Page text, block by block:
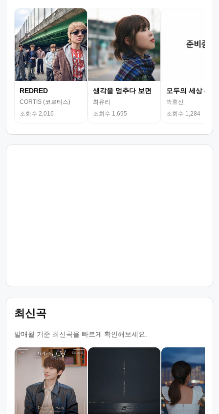
REDRED
CORTIS (코르티스)
조회수 2,016
생각을 멈추다 보면
최유리
조회수 1,695
모두의 세상 (뮤
박효신
조회수 1,284
최신곡
발매월 기준 최신곡을 빠르게 확인해보세요.